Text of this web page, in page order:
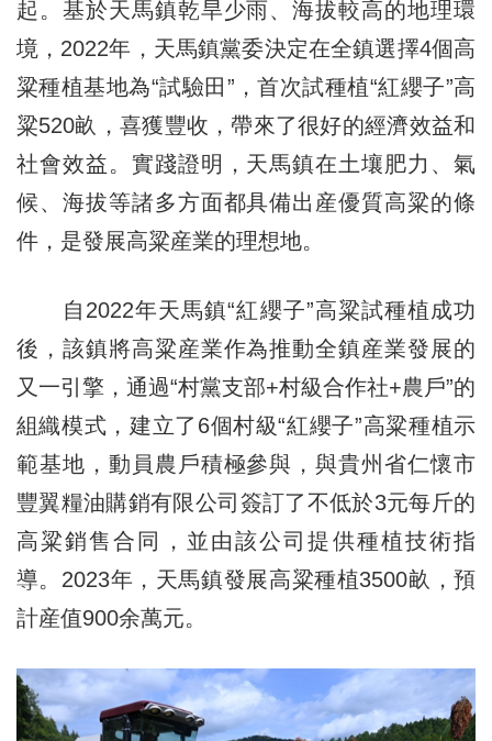
起。基於天馬鎮乾旱少雨、海拔較高的地理環
境，2022年，天馬鎮黨委決定在全鎮選擇4個高
粱種植基地為“試驗田”，首次試種植“紅纓子”高
粱520畝，喜獲豐收，帶來了很好的經濟效益和
社會效益。實踐證明，天馬鎮在土壤肥力、氣
候、海拔等諸多方面都具備出産優質高粱的條
件，是發展高粱産業的理想地。
自2022年天馬鎮“紅纓子”高粱試種植成功
後，該鎮將高粱産業作為推動全鎮産業發展的
又一引擎，通過“村黨支部+村級合作社+農戶”的
組織模式，建立了6個村級“紅纓子”高粱種植示
範基地，動員農戶積極參與，與貴州省仁懷市
豐翼糧油購銷有限公司簽訂了不低於3元每斤的
高粱銷售合同，並由該公司提供種植技術指
導。2023年，天馬鎮發展高粱種植3500畝，預
計産值900余萬元。